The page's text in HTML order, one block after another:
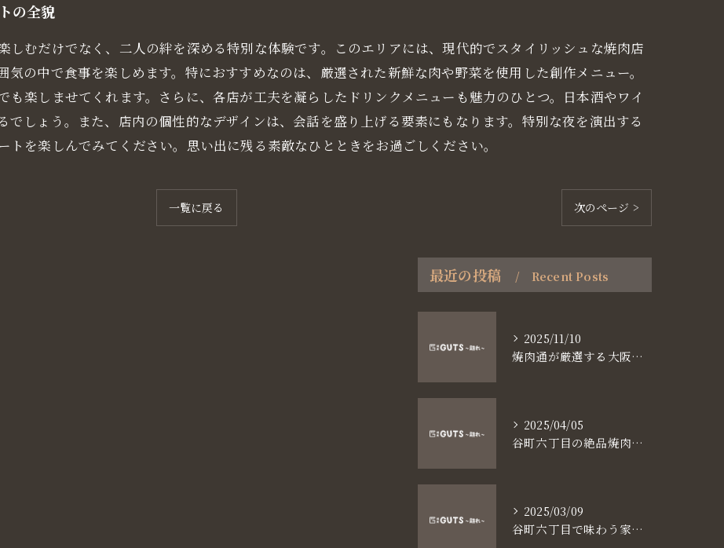
の全貌
しむだけでなく、二人の絆を深める特別な体験です。このエリアには、現代的でスタイリッシュな焼肉店
の中で食事を楽しめます。特におすすめなのは、厳選された新鮮な肉や野菜を使用した創作メニュー。
も楽しませてくれます。さらに、各店が工夫を凝らしたドリンクメニューも魅力のひとつ。日本酒やワイ
でしょう。また、店内の個性的なデザインは、会話を盛り上げる要素にもなります。特別な夜を演出する
を楽しんでみてください。思い出に残る素敵なひとときをお過ごしください。
一覧に戻る 次のページ >
最近の投稿 Recent Posts
2025/11/10
焼肉通が厳選する大阪長堀鶴見緑地線谷町六丁目満足食事術
2025/04/05
谷町六丁目の絶品焼肉体験
2025/03/09
谷町六丁目で味わう家族と焼肉の魅力